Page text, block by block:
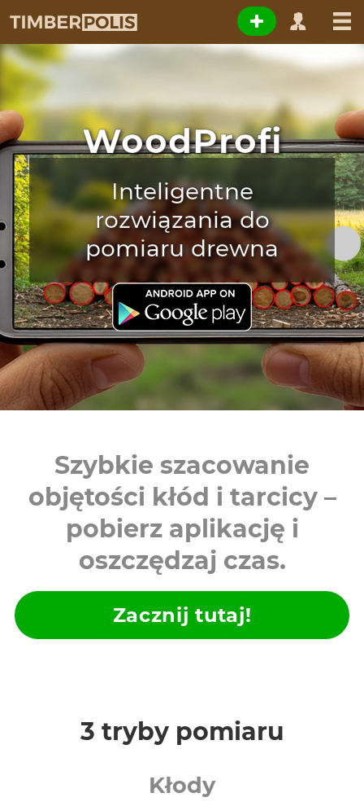
WoodProfi
Inteligentne
rozwiązania do
pomiaru drewna
Szybkie szacowanie
objętości kłód i tarcicy –
pobierz aplikację i
oszczędzaj czas.
Zacznij tutaj!
3 tryby pomiaru
Kłody